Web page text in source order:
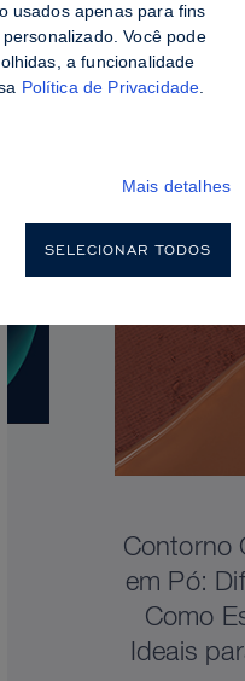
Pele
Como
um
Contorno
em Pó:
Como
Ideais
usados ​​apenas para fins
Você pode
a funcionalidade
Política de Privacidade
Mais detalhes
SELECIONAR TODOS